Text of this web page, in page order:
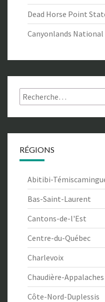
Dead Horse Point
Canyonlands National
Rechercher :
RÉGIONS
Abitibi-
Bas-Saint-Laurent
Cantons-de-l'Est
Centre-du-Québec
Charlevoix
Chaudière-Appalaches
Côte-Nord-Duplessis